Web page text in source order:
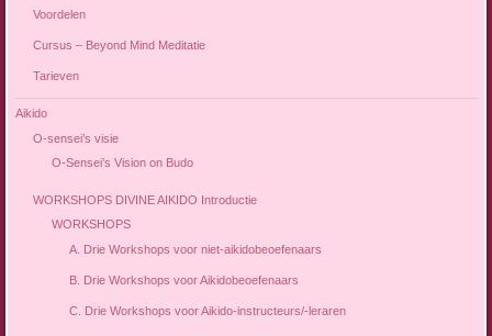
Voordelen
Cursus – Beyond Mind Meditatie
Tarieven
Aikido
O-sensei’s visie
O-Sensei’s Vision on Budo
WORKSHOPS DIVINE AIKIDO Introductie
WORKSHOPS
A. Drie Workshops voor niet-aikidobeoefenaars
B. Drie Workshops voor Aikidobeoefenaars
C. Drie Workshops voor Aikido-instructeurs/-leraren